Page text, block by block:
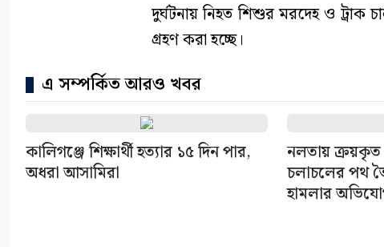
দুর্ঘটনায় নিহত শিশুর মরদেহ ও
গ্রহণ করা হচ্ছে।
এ সম্পর্কিত আরও খবর
কালিগঞ্জে শিক্ষার্থী হত্যার ১৫ দিন পার,
অধরা আসামিরা
নলতায় ক্রয়কৃত
চলাচলের পথ
হামলার